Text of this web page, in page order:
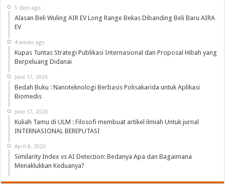
5 days ago
Alasan Beli Wuling AIR EV Long Range Bekas Dibanding Beli Baru AIRA
EV
4 weeks ago
Kupas Tuntas Strategi Publikasi Internasional dan Proposal Hibah yang
Berpeluang Didanai
June 17, 2026
Bedah Buku : Nanoteknologi Berbasis Polisakarida untuk Aplikasi
Biomedis
June 17, 2026
Kuliah Tamu di ULM : Filosofi membuat artikel ilmiah Untuk jurnal
INTERNASIONAL BEREPUTASI
April 8, 2026
Similarity Index vs AI Detection: Bedanya Apa dan Bagaimana
Menaklukkan Keduanya?